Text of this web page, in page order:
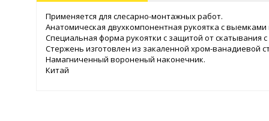
Применяется для слесарно-монтажных работ.
Анатомическая двухкомпонентная рукоятка с
Специальная форма рукоятки с защитой от скатывания
Стержень изготовлен из закаленной хром-ванадиевой
Намагниченный вороненый наконечник.
Китай